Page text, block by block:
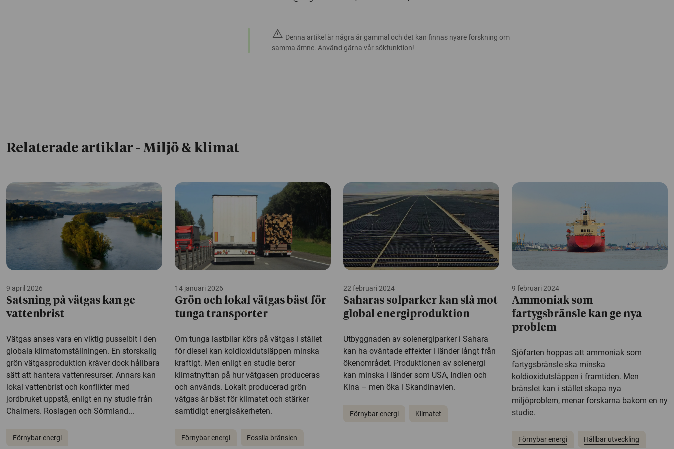
warning Denna artikel är några år gammal och det kan finnas nyare forskning om
samma ämne. Använd gärna vår sökfunktion!
Relaterade artiklar - Miljö & klimat
9 april 2026
Satsning på vätgas kan ge
vattenbrist
Vätgas anses vara en viktig pusselbit i den
globala klimatomställningen. En storskalig
grön vätgasproduktion kräver dock hållbara
sätt att hantera vattenresurser. Annars kan
lokal vattenbrist och konflikter med
jordbruket uppstå, enligt en ny studie från
Chalmers. Roslagen och Sörmland...
Förnybar energi
14 januari 2026
Grön och lokal vätgas bäst för
tunga transporter
Om tunga lastbilar körs på vätgas i stället
för diesel kan koldioxidutsläppen minska
kraftigt. Men enligt en studie beror
klimatnyttan på hur vätgasen produceras
och används. Lokalt producerad grön
vätgas är bäst för klimatet och stärker
samtidigt energisäkerheten.
Förnybar energi Fossila bränslen
22 februari 2024
Saharas solparker kan slå mot
global energiproduktion
Utbyggnaden av solenergiparker i Sahara
kan ha oväntade effekter i länder långt från
ökenområdet. Produktionen av solenergi
kan minska i länder som USA, Indien och
Kina – men öka i Skandinavien.
Förnybar energi Klimatet
9 februari 2024
Ammoniak som
fartygsbränsle kan ge nya
problem
Sjöfarten hoppas att ammoniak som
fartygsbränsle ska minska
koldioxidutsläppen i framtiden. Men
bränslet kan i stället skapa nya
miljöproblem, menar forskarna bakom en ny
studie.
Förnybar energi Hållbar utveckling